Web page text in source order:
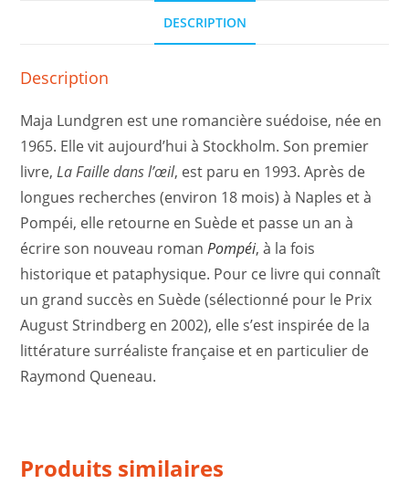
DESCRIPTION
Description
Maja Lundgren est une romancière suédoise, née en
1965. Elle vit aujourd’hui à Stockholm. Son premier
livre,La Faille dans l’œil, est paru en 1993. Après de
longues recherches (environ 18 mois) à Naples et à
Pompéi, elle retourne en Suède et passe un an à
écrire son nouveau romanPompéi, à la fois
historique et pataphysique. Pour ce livre qui connaît
un grand succès en Suède (sélectionné pour le Prix
August Strindberg en 2002), elle s’est inspirée de la
littérature surréaliste française et en particulier de
Raymond Queneau.
Produits similaires